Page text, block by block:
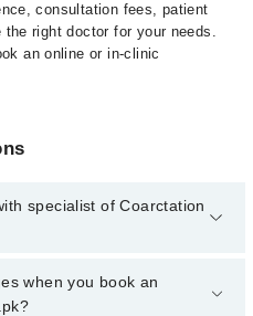
consultation fees, patient
right doctor for your needs.
an online or in-clinic
specialist of Coarctation
with a specialist of
also book your appointment
when you book an